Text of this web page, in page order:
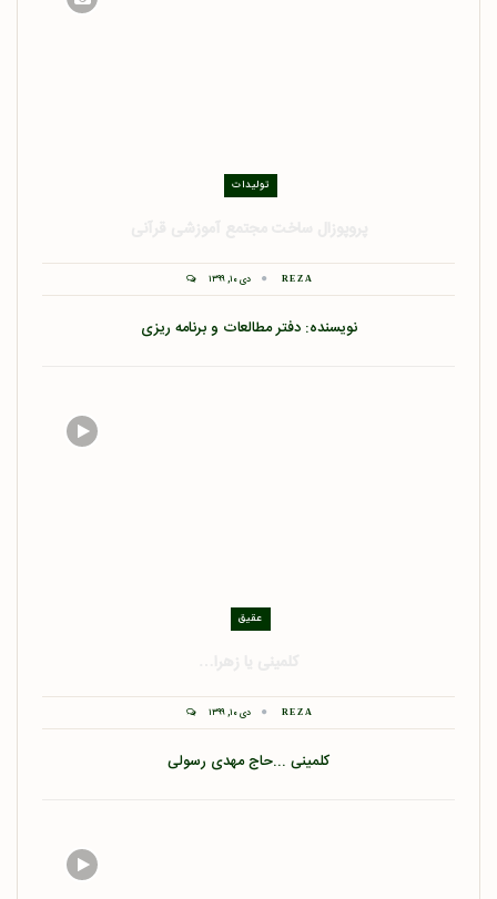
تولیدات
REZA دی ۱۰, ۱۳۹۹
نویسنده: دفتر مطالعات و برنامه ریزی
عقیق
REZA دی ۱۰, ۱۳۹۹
کلمینی ...حاج مهدی رسولی